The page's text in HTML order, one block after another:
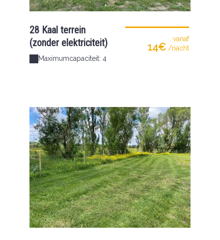
28 Kaal terrein
(zonder elektriciteit)
Maximumcapaciteit: 4
vanaf
14€ /nacht